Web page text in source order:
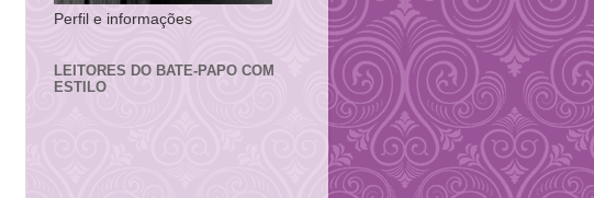
Perfil e informações
LEITORES DO BATE-PAPO COM
ESTILO